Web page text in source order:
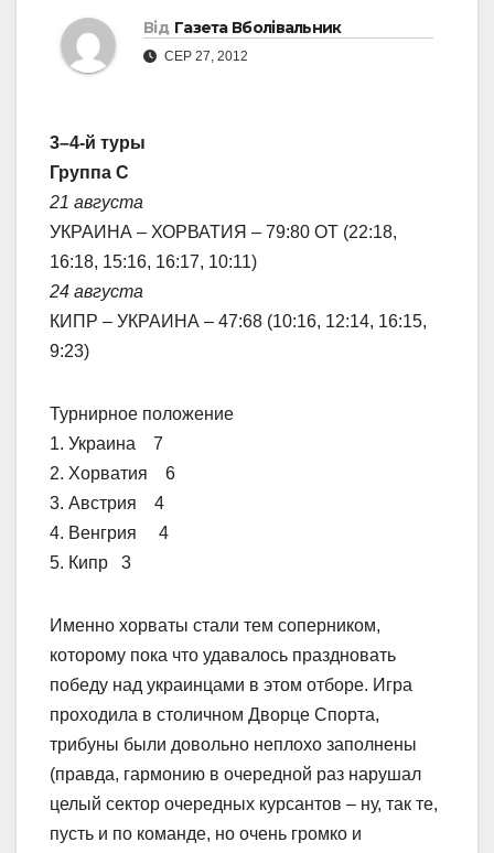
Від Газета Вболівальник
СЕР 27, 2012
3–4-й туры
Группа С
21 августа
УКРАИНА – ХОРВАТИЯ – 79:80 ОТ (22:18,
16:18, 15:16, 16:17, 10:11)
24 августа
КИПР – УКРАИНА – 47:68 (10:16, 12:14, 16:15,
9:23)
Турнирное положение
1. Украина 7
2. Хорватия 6
3. Австрия 4
4. Венгрия 4
5. Кипр 3
Именно хорваты стали тем соперником,
которому пока что удавалось праздновать
победу над украинцами в этом отборе. Игра
проходила в столичном Дворце Спорта,
трибуны были довольно неплохо заполнены
(правда, гармонию в очередной раз нарушал
целый сектор очередных курсантов – ну, так те,
пусть и по команде, но очень громко и